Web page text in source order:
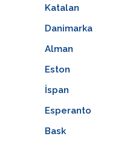
Katalan
Danimarka
Alman
Eston
İspan
Esperanto
Bask